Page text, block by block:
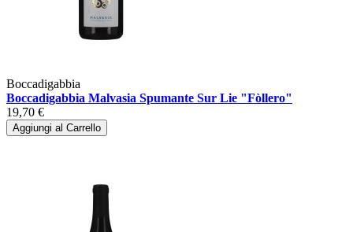
Boccadigabbia
Boccadigabbia Malvasia Spumante Sur Lie "Fòllero"
19,70 €
Aggiungi al Carrello